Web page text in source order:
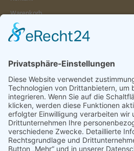
Warenkorb
Konto
Merkzettel
Vertrag
Impressum & Disclaimer